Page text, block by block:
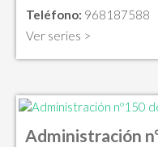
Teléfono: 968187588
Ver series >
Administración